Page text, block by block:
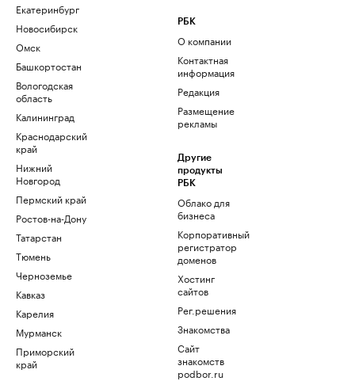
Екатеринбург
Новосибирск
Омск
Башкортостан
Вологодская
область
Калининград
Краснодарский
край
Нижний
Новгород
Пермский край
Ростов-на-Дону
Татарстан
Тюмень
Черноземье
Кавказ
Карелия
Мурманск
Приморский
край
РБК
О компании
Контактная
информация
Редакция
Размещение
рекламы
Другие
продукты
РБК
Облако для
бизнеса
Корпоративный
регистратор
доменов
Хостинг
сайтов
Рег.решения
Знакомства
Сайт
знакомств
podbor.ru